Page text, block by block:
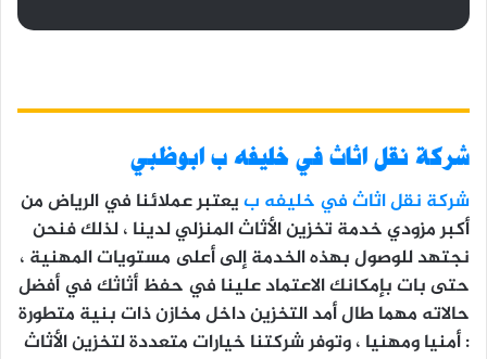
شركة نقل اثاث في خليفه ب ابوظبي
شركة نقل اثاث في خليفه بيعتبر عملائنا في الرياض من
أكبر مزودي خدمة تخزين الأثاث المنزلي لدينا ، لذلك فنحن
نجتهد للوصول بهذه الخدمة إلى أعلى مستويات المهنية ،
حتى بات بإمكانك الاعتماد علينا في حفظ أثاثك في أفضل
حالاته مهما طال أمد التخزين داخل مخازن ذات بنية متطورة
أمنيا ومهنيا ، وتوفر شركتنا خيارات متعددة لتخزين الأثاث :